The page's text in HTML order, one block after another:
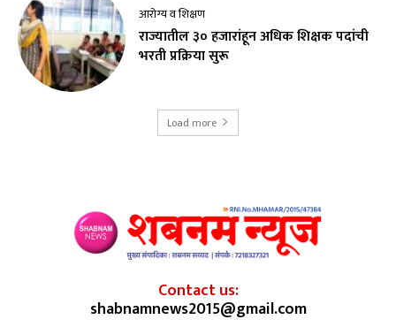
आरोग्य व शिक्षण
राज्यातील ३० हजारांहून अधिक शिक्षक पदांची
भरती प्रक्रिया सुरू
Load more
Contact us:
shabnamnews2015@gmail.com